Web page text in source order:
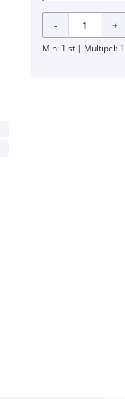
- +
Min: 1 st | Multipel: